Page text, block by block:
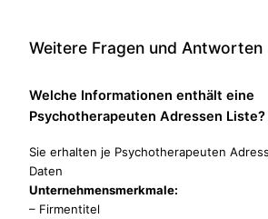
Weitere Fragen und Antworten
Welche Informationen enthält eine
Psychotherapeuten Adressen Liste?
Sie erhalten je Psychotherapeuten
Daten
Unternehmensmerkmale:
– Firmentitel